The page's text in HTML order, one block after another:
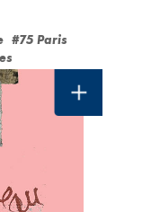
#75 Paris